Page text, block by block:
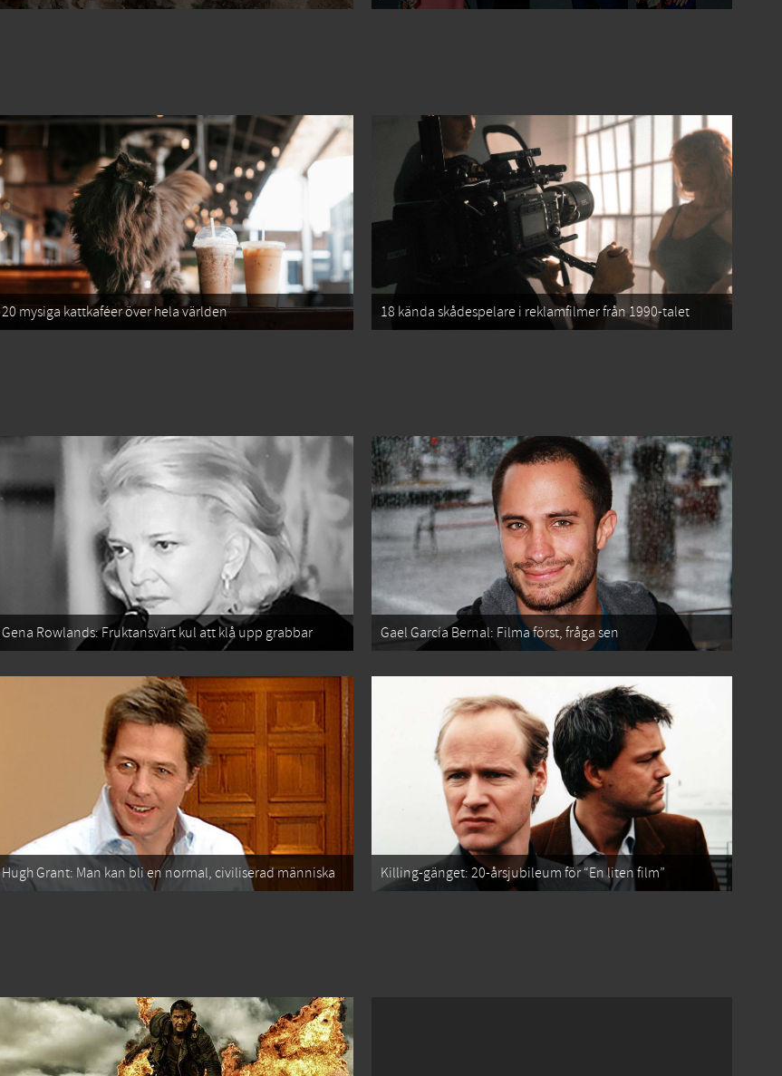
20 mysiga kattkaféer över hela världen 18 kända skådespelare i reklamfilmer från 1990-talet
Gena Rowlands: Fruktansvärt kul att klå upp grabbar Gael García Bernal: Filma först, fråga sen
Hugh Grant: Man kan bli en normal, civiliserad människa Killing-gänget: 20-årsjubileum för “En liten film”